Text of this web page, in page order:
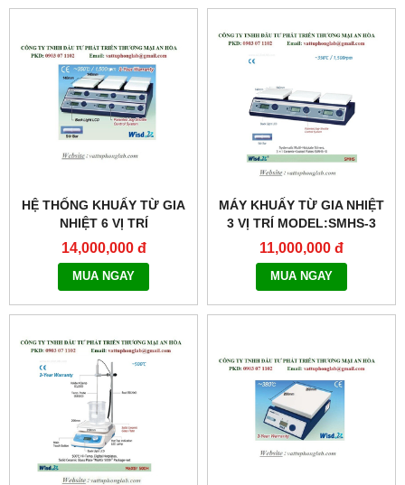
HỆ THỐNG KHUẤY TỪ GIA
NHIỆT 6 VỊ TRÍ
MODEL:SMHS-6
14,000,000 đ
MUA NGAY
MÁY KHUẤY TỪ GIA NHIỆT
3 VỊ TRÍ MODEL:SMHS-3
11,000,000 đ
MUA NGAY